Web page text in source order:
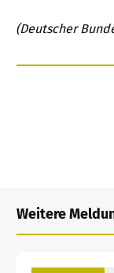
(Deutscher
Weitere